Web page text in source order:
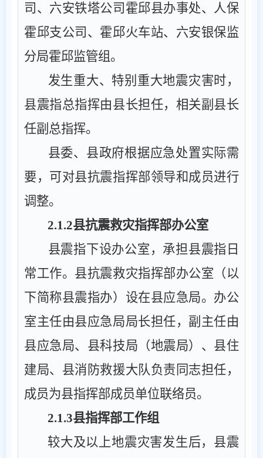
司、六安铁塔公司霍邱县办事处、人保
霍邱支公司、霍邱火车站、六安银保监
分局霍邱监管组。
发生重大、特别重大地震灾害时，
县震指总指挥由县长担任，相关副县长
任副总指挥。
县委、县政府根据应急处置实际需
要，可对县抗震指挥部领导和成员进行
调整。
2.1.2县抗震救灾指挥部办公室
县震指下设办公室，承担县震指日
常工作。县抗震救灾指挥部办公室（以
下简称县震指办）设在县应急局。办公
室主任由县应急局局长担任，副主任由
县应急局、县科技局（地震局）、县住
建局、县消防救援大队负责同志担任，
成员为县指挥部成员单位联络员。
2.1.3县指挥部工作组
较大及以上地震灾害发生后，县震